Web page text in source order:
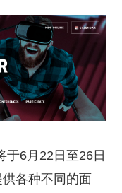
于6月22日至26日
各种不同的面